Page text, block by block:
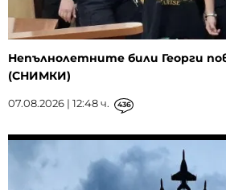
Непълнолетните били Георги
(СНИМКИ)
07.08.2026 | 12:48 ч. 436